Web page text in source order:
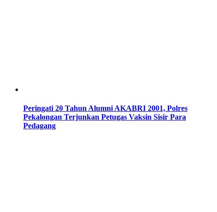
Peringati 20 Tahun Alumni AKABRI 2001, Polres
Pekalongan Terjunkan Petugas Vaksin Sisir Para
Pedagang